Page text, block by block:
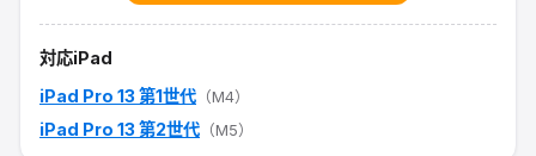
対応iPad
iPad Pro 13 第1世代 （M4）
iPad Pro 13 第2世代 （M5）